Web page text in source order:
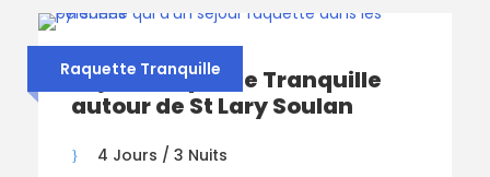
Raquette Tranquille
Séjour Raquette Tranquille
autour de St Lary Soulan
4 Jours / 3 Nuits